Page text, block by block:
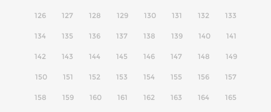
126 127 128 129 130 131 132 133
134 135 136 137 138 139 140 141
142 143 144 145 146 147 148 149
150 151 152 153 154 155 156 157
158 159 160 161 162 163 164 165